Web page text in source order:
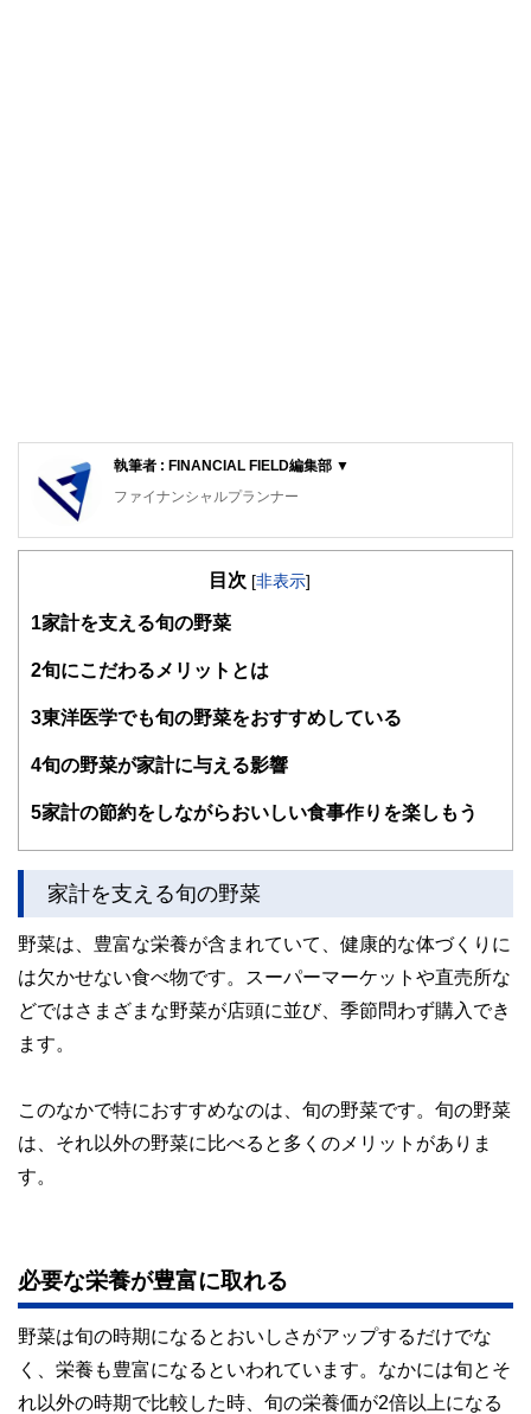
執筆者 : FINANCIAL FIELD編集部 ▼
ファイナンシャルプランナー
FinancialField編集部は、金融、経済に関する記事を、日々
知識がない方でも理解できるようわかりやすく発信していま
得者を中心に「お金や暮らし」に関する書籍・雑誌の編集経
験者で構成され、企画立案から記事掲載まですべての工程に
護士、税理士、宅地建物取引士、相続診断士、住宅ローンア
士、行政書士、投資アナリスト、キャリアコンサルタントな
かしく感じられる年金や税金、相続、保険、ローンなどの話
をわかりやすく発信している点です。
執筆者・監修者による執筆体制を築くことで、内容のわかり
やすさはもちろんのこと、読み応えのあるコンテンツと確か
な情報発信を実現しています。
私たちは、快適でより良い生活のアイデアを提供するお金の
目次 [非表示]
1家計を支える旬の野菜
2旬にこだわるメリットとは
3東洋医学でも旬の野菜をおすすめしている
4旬の野菜が家計に与える影響
5家計の節約をしながらおいしい食事作りを楽しもう
家計を支える旬の野菜
野菜は、豊富な栄養が含まれていて、健康的な体づくりに
は欠かせない食べ物です。スーパーマーケットや直売所な
どではさまざまな野菜が店頭に並び、季節問わず購入でき
ます。
このなかで特におすすめなのは、旬の野菜です。旬の野菜
は、それ以外の野菜に比べると多くのメリットがありま
す。
必要な栄養が豊富に取れる
野菜は旬の時期になるとおいしさがアップするだけでな
く、栄養も豊富になるといわれています。なかには旬とそ
れ以外の時期で比較した時、旬の栄養価が2倍以上になる